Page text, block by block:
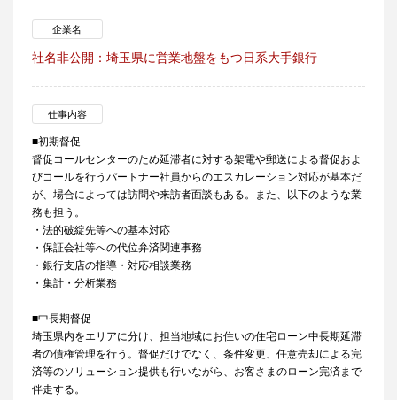
企業名
社名非公開：埼玉県に営業地盤をもつ日系大手銀行
仕事内容
■初期督促
督促コールセンターのため延滞者に対する架電や郵送による督促およ
びコールを行うパートナー社員からのエスカレーション対応が基本だ
が、場合によっては訪問や来訪者面談もある。また、以下のような業
務も担う。
・法的破綻先等への基本対応
・保証会社等への代位弁済関連事務
・銀行支店の指導・対応相談業務
・集計・分析業務
■中長期督促
埼玉県内をエリアに分け、担当地域にお住いの住宅ローン中長期延滞
者の債権管理を行う。督促だけでなく、条件変更、任意売却による完
済等のソリューション提供も行いながら、お客さまのローン完済まで
伴走する。